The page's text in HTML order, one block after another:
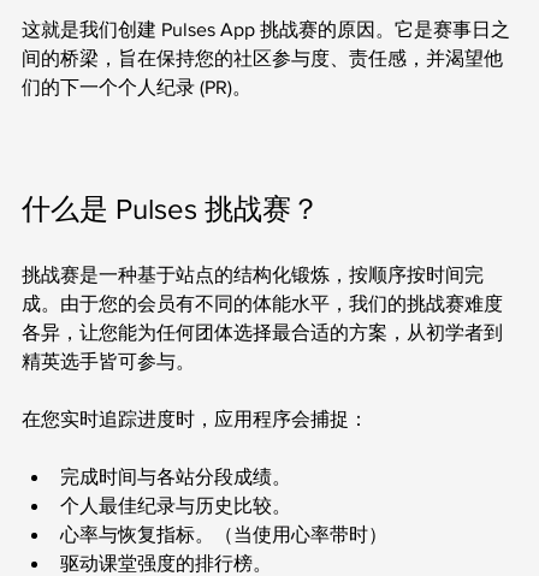
这就是我们创建 Pulses App 挑战赛的原因。它是赛事日之
间的桥梁，旨在保持您的社区参与度、责任感，并渴望他
们的下一个个人纪录 (PR)。
什么是 Pulses 挑战赛？
挑战赛是一种基于站点的结构化锻炼，按顺序按时间完
成。由于您的会员有不同的体能水平，我们的挑战赛难度
各异，让您能为任何团体选择最合适的方案，从初学者到
精英选手皆可参与。
在您实时追踪进度时，应用程序会捕捉：
完成时间与各站分段成绩。
个人最佳纪录与历史比较。
心率与恢复指标。（当使用心率带时）
驱动课堂强度的排行榜。